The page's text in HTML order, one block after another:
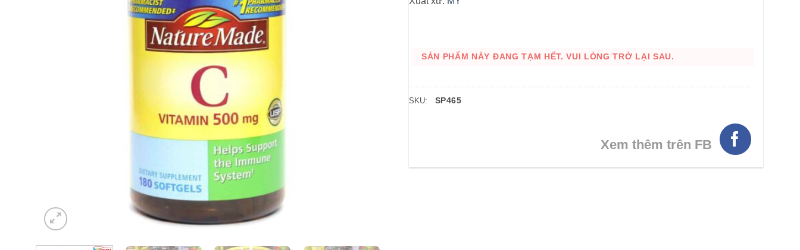
SẢN PHẨM NÀY ĐANG TẠM HẾT. VUI LÒNG TRỞ LẠI SAU.
SKU: SP465
Xem thêm trên FB